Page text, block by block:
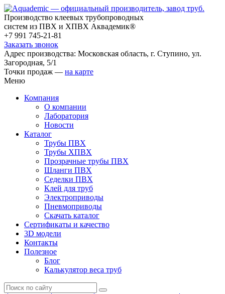
Производство клеевых трубопроводных
систем из ПВХ и ХПВХ Аквадемик®
+7 991 745-21-81
Заказать звонок
Адрес производства: Московская область, г. Ступино, ул.
Загородная, 5/1
Точки продаж — на карте
Меню
Компания
О компании
Лаборатория
Новости
Каталог
Трубы ПВХ
Трубы ХПВХ
Прозрачные трубы ПВХ
Шланги ПВХ
Седелки ПВХ
Клей для труб
Электроприводы
Пневмоприводы
Скачать каталог
Сертификаты и качество
3D модели
Контакты
Полезное
Блог
Калькулятор веса труб